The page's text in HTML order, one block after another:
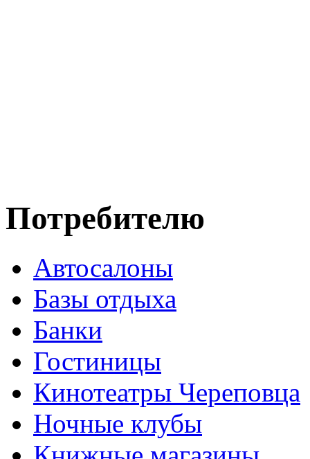
Потребителю
Автосалоны
Базы отдыха
Банки
Гостиницы
Кинотеатры Череповца
Ночные клубы